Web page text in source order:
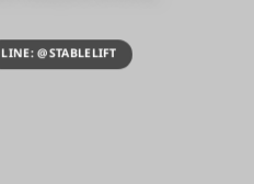
LINE: @STABLELIFT